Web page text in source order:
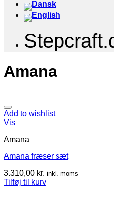
Amana
Add to wishlist
Vis
Amana
Amana fræser sæt
3.310,00 kr. inkl. moms
Tilføj til kurv